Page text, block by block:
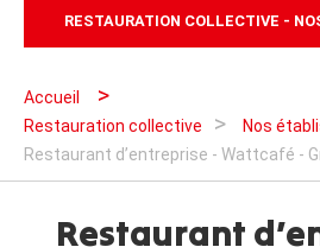
RESTAURATION COLLECTIVE -
Accueil
Restauration collective
Nos
Restaurant d’entreprise - Wattcafé -
Restaurant